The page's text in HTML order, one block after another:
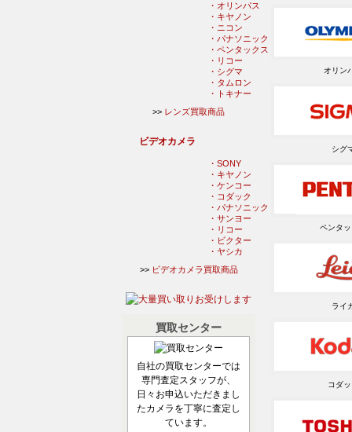
オリン
シグ
ペンタ
ライ
コダ
・オリンパス
・キヤノン
・ニコン
・パナソニック
・ペンタックス
・リコー
・シグマ
・タムロン
・トキナー
>> レンズ買取商品
ビデオカメラ
・SONY
・キヤノン
・ケンコー
・コダック
・パナソニック
・サンヨー
・リコー
・ビクター
・ヤシカ
>> ビデオカメラ買取商品
買取センター
自社の買取センターでは
専門査定スタッフが、
日々お申込いただきまし
たカメラを丁寧に査定し
ています。